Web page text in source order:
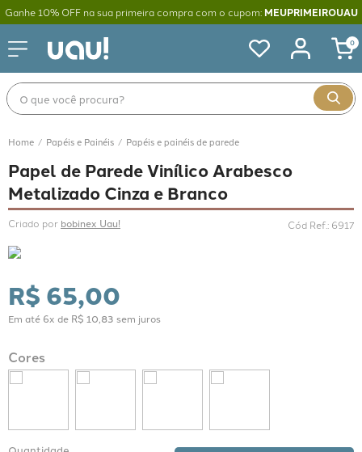
Ganhe 10% OFF na sua primeira compra com o cupom: MEUPRIMEIROUAU
0
O que você procura?
Papéis e Painéis Papéis e painéis de parede
Papel de Parede Vinílico Arabesco
Metalizado Cinza e Branco
Criado por bobinex Uau! Cód Ref.: 6917
R$ 65,00
Em até 6x de R$ 10 83 sem juros
Cores